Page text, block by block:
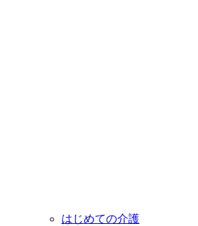
はじめての介護